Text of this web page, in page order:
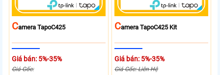
CAmera TapoC425
Giá bán: 5%-35%
Giá Gốc:
CAmera TapoC425 Kit
Giá bán: 5%-35%
Giá Gốc: Liên Hệ